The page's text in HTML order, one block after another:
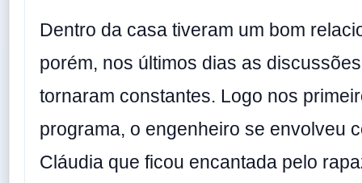
Dentro da casa tiveram um bom
porém, nos últimos dias as
tornaram constantes. Logo nos
programa, o engenheiro se envolveu
Cláudia que ficou encantada pelo